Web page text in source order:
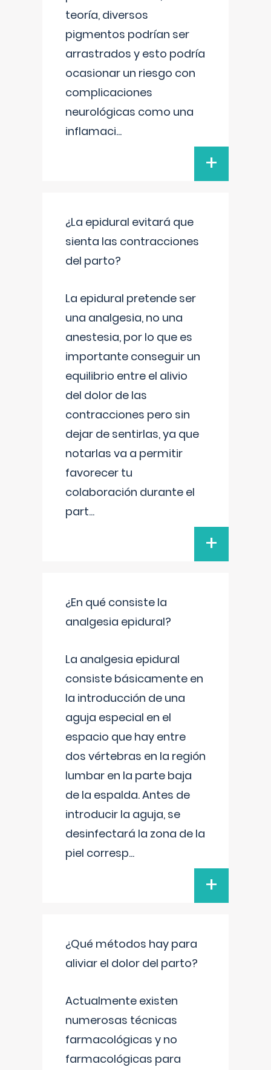
teoría, diversos
pigmentos podrían ser
arrastrados y esto podría
ocasionar un riesgo con
complicaciones
neurológicas como una
inflamaci...
+
¿La epidural evitará que
sienta las contracciones
del parto?
La epidural pretende ser
una analgesia, no una
anestesia, por lo que es
importante conseguir un
equilibrio entre el alivio
del dolor de las
contracciones pero sin
dejar de sentirlas, ya que
notarlas va a permitir
favorecer tu
colaboración durante el
part...
+
¿En qué consiste la
analgesia epidural?
La analgesia epidural
consiste básicamente en
la introducción de una
aguja especial en el
espacio que hay entre
dos vértebras en la región
lumbar en la parte baja
de la espalda. Antes de
introducir la aguja, se
desinfectará la zona de la
piel corresp...
+
¿Qué métodos hay para
aliviar el dolor del parto?
Actualmente existen
numerosas técnicas
farmacológicas y no
farmacológicas para